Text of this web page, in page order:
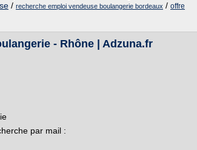
/ recherche emploi vendeuse boulangerie bordeaux / offre
- Rhône | Adzuna.fr
par mail :